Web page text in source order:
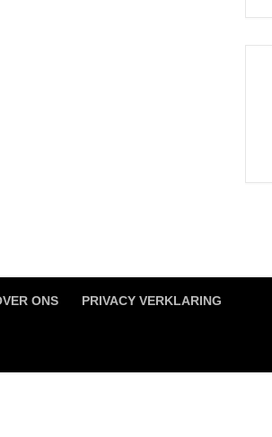
ONS PRIVACY VERKLARING